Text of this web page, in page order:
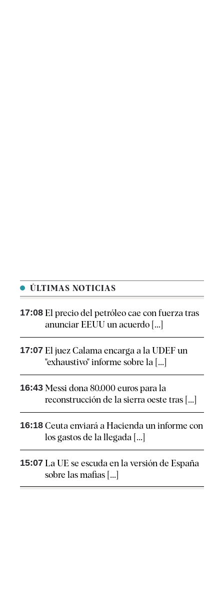
ÚLTIMAS NOTICIAS
17:08 El precio del petróleo cae con fuerza tras
anunciar EEUU un acuerdo [...]
17:07 El juez Calama encarga a la UDEF un
"exhaustivo" informe sobre la [...]
16:43 Messi dona 80.000 euros para la
reconstrucción de la sierra oeste tras [...]
16:18 Ceuta enviará a Hacienda un informe con
los gastos de la llegada [...]
15:07 La UE se escuda en la versión de España
sobre las mafias [...]